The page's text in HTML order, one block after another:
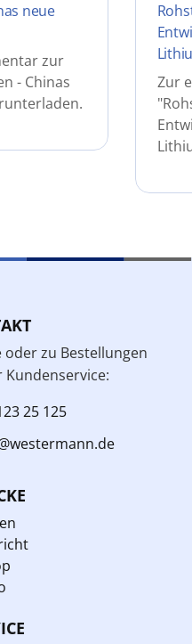
neue
zur
- Chinas
Zur
zu Bestellungen
25 125